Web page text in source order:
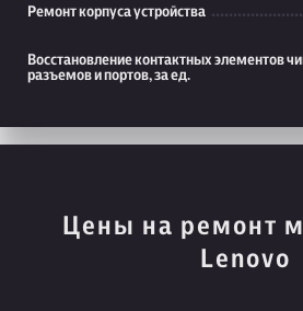
Ремонт корпуса устройства
Восстановление контактных элементов
разъемов и портов, за ед.
Цены на ремонт
Lenovo